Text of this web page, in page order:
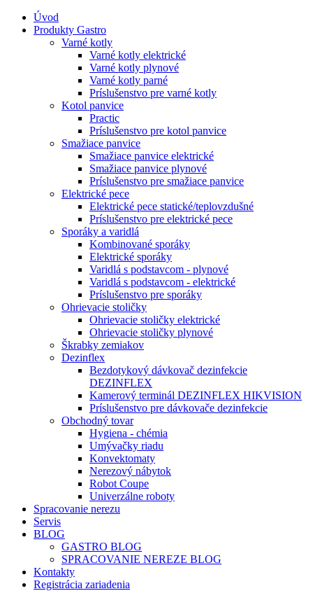
Úvod
Produkty Gastro
Varné kotly
Varné kotly elektrické
Varné kotly plynové
Varné kotly parné
Príslušenstvo pre varné kotly
Kotol panvice
Practic
Príslušenstvo pre kotol panvice
Smažiace panvice
Smažiace panvice elektrické
Smažiace panvice plynové
Príslušenstvo pre smažiace panvice
Elektrické pece
Elektrické pece statické/teplovzdušné
Príslušenstvo pre elektrické pece
Sporáky a varidlá
Kombinované sporáky
Elektrické sporáky
Varidlá s podstavcom - plynové
Varidlá s podstavcom - elektrické
Príslušenstvo pre sporáky
Ohrievacie stoličky
Ohrievacie stoličky elektrické
Ohrievacie stoličky plynové
Škrabky zemiakov
Dezinflex
Bezdotykový dávkovač dezinfekcie
DEZINFLEX
Kamerový terminál DEZINFLEX HIKVISION
Príslušenstvo pre dávkovače dezinfekcie
Obchodný tovar
Hygiena - chémia
Umývačky riadu
Konvektomaty
Nerezový nábytok
Robot Coupe
Univerzálne roboty
Spracovanie nerezu
Servis
BLOG
GASTRO BLOG
SPRACOVANIE NEREZE BLOG
Kontakty
Registrácia zariadenia